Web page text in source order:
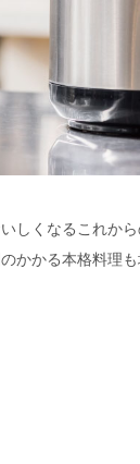
しくなるこれか
かかる本格料理も